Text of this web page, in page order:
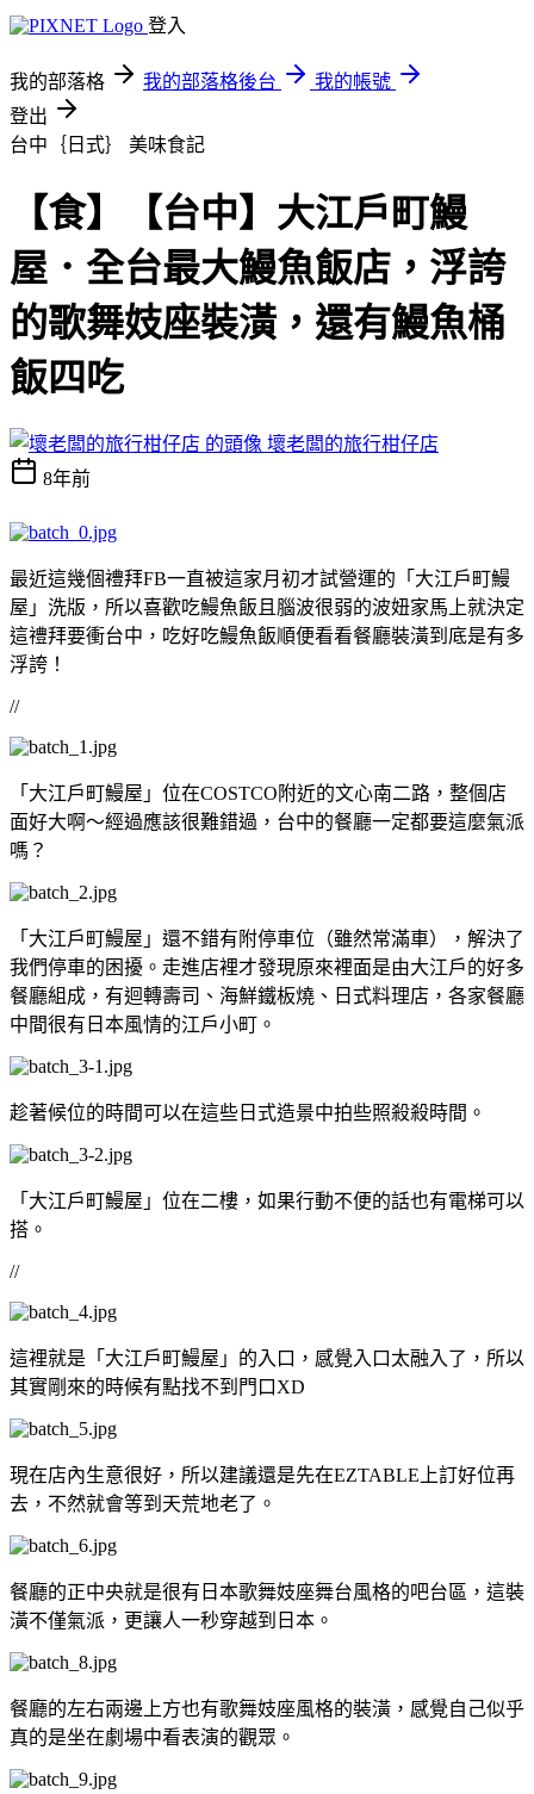
登入
我的部落格 我的部落格後台
我的帳號
登出
台中｛日式｝ 美味食記
【食】【台中】大江戶町鰻
屋．全台最大鰻魚飯店，浮誇
的歌舞妓座裝潢，還有鰻魚桶
飯四吃
壞老闆的旅行柑仔店
8年前
最近這幾個禮拜FB一直被這家月初才試營運的「大江戶町鰻
屋」洗版，所以喜歡吃鰻魚飯且腦波很弱的波妞家馬上就決定
這禮拜要衝台中，吃好吃鰻魚飯順便看看餐廳裝潢到底是有多
浮誇！
//
「大江戶町鰻屋」位在COSTCO附近的文心南二路，整個店
面好大啊～經過應該很難錯過，台中的餐廳一定都要這麼氣派
嗎？
「大江戶町鰻屋」還不錯有附停車位（雖然常滿車），解決了
我們停車的困擾。走進店裡才發現原來裡面是由大江戶的好多
餐廳組成，有迴轉壽司、海鮮鐵板燒、日式料理店，各家餐廳
中間很有日本風情的江戶小町。
趁著候位的時間可以在這些日式造景中拍些照殺殺時間。
「大江戶町鰻屋」位在二樓，如果行動不便的話也有電梯可以
搭。
//
這裡就是「大江戶町鰻屋」的入口，感覺入口太融入了，所以
其實剛來的時候有點找不到門口XD
現在店內生意很好，所以建議還是先在EZTABLE上訂好位再
去，不然就會等到天荒地老了。
餐廳的正中央就是很有日本歌舞妓座舞台風格的吧台區，這裝
潢不僅氣派，更讓人一秒穿越到日本。
餐廳的左右兩邊上方也有歌舞妓座風格的裝潢，感覺自己似乎
真的是坐在劇場中看表演的觀眾。